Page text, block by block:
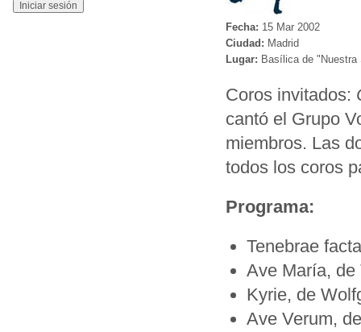
Fecha: 15 Mar 2002
Ciudad: Madrid
Lugar: Basílica de "Nuestra
Coros invitados:
cantó el Grupo
miembros. Las
todos los coros
Programa:
Tenebrae
Ave María, de
Kyrie, de
Ave Verum,